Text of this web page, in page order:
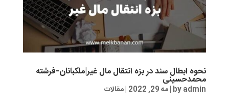
نحوه ابطال سند در بزه انتقال مال غیر|ملکبانان-فرشته
محمدحسینی
byadmin
|مه 29, 2022 |مقالات